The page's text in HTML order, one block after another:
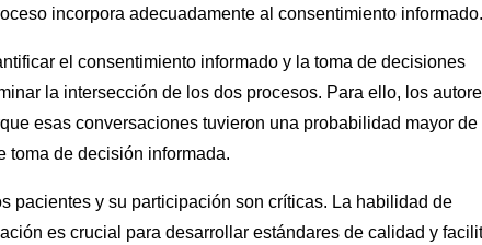
incorpora adecuadamente al consentimiento informado.
el consentimiento informado y la toma de decisiones
la intersección de los dos procesos. Para ello, los
esas conversaciones tuvieron una probabilidad mayor de
toma de decisión informada.
pacientes y su participación son críticas. La habilidad de
es crucial para desarrollar estándares de calidad y